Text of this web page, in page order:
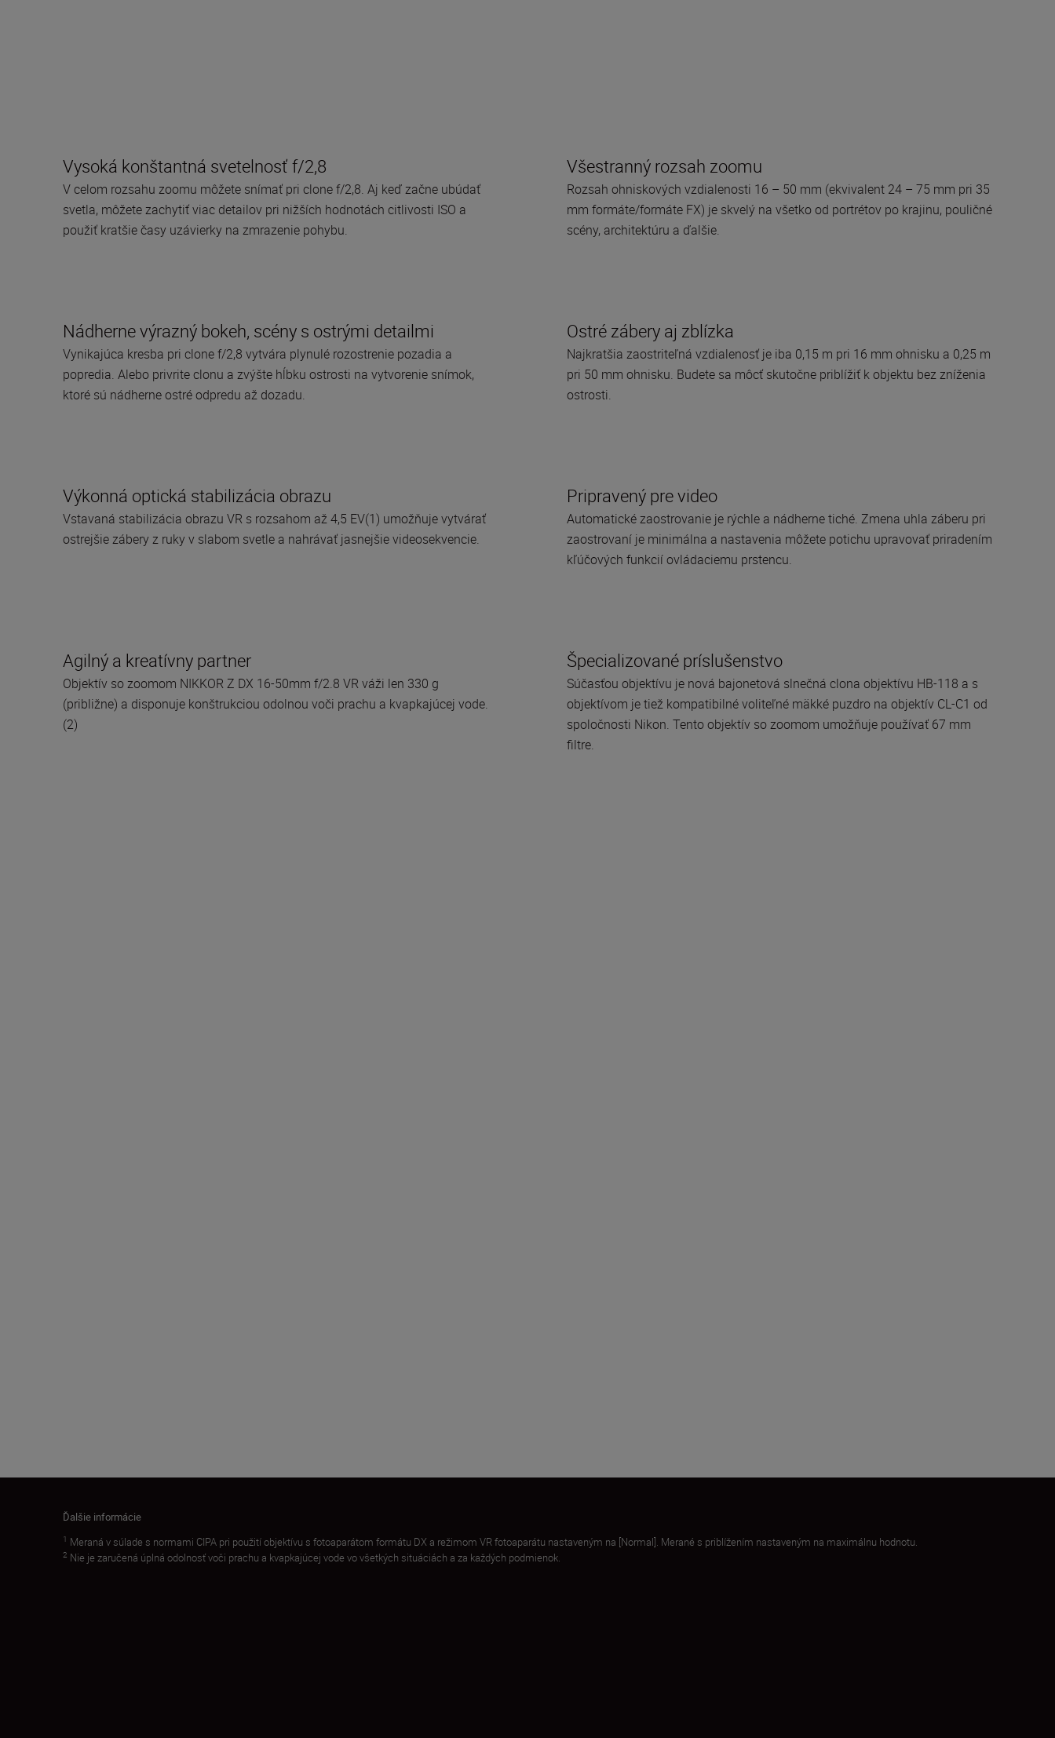
Vysoká konštantná svetelnosť f/2,8
V celom rozsahu zoomu môžete snímať pri clone f/2,8. Aj keď začne ubúdať
svetla, môžete zachytiť viac detailov pri nižších hodnotách citlivosti ISO a
použiť kratšie časy uzávierky na zmrazenie pohybu.
Všestranný rozsah zoomu
Rozsah ohniskových vzdialenosti 16 – 50 mm (ekvivalent 24 – 75 mm pri 35
mm formáte/formáte FX) je skvelý na všetko od portrétov po krajinu, pouličné
scény, architektúru a ďalšie.
Nádherne výrazný bokeh, scény s ostrými detailmi
Vynikajúca kresba pri clone f/2,8 vytvára plynulé rozostrenie pozadia a
popredia. Alebo privrite clonu a zvýšte hĺbku ostrosti na vytvorenie snímok,
ktoré sú nádherne ostré odpredu až dozadu.
Ostré zábery aj zblízka
Najkratšia zaostriteľná vzdialenosť je iba 0,15 m pri 16 mm ohnisku a 0,25 m
pri 50 mm ohnisku. Budete sa môcť skutočne priblížiť k objektu bez zníženia
ostrosti.
Výkonná optická stabilizácia obrazu
Vstavaná stabilizácia obrazu VR s rozsahom až 4,5 EV(1) umožňuje vytvárať
ostrejšie zábery z ruky v slabom svetle a nahrávať jasnejšie videosekvencie.
Pripravený pre video
Automatické zaostrovanie je rýchle a nádherne tiché. Zmena uhla záberu pri
zaostrovaní je minimálna a nastavenia môžete potichu upravovať priradením
kľúčových funkcií ovládaciemu prstencu.
Agilný a kreatívny partner
Objektív so zoomom NIKKOR Z DX 16-50mm f/2.8 VR váži len 330 g
(približne) a disponuje konštrukciou odolnou voči prachu a kvapkajúcej vode.
(2)
Špecializované príslušenstvo
Súčasťou objektívu je nová bajonetová slnečná clona objektívu HB-118 a s
objektívom je tiež kompatibilné voliteľné mäkké puzdro na objektív CL-C1 od
spoločnosti Nikon. Tento objektív so zoomom umožňuje používať 67 mm
filtre.
Ďalšie informácie
1 Meraná v súlade s normami CIPA pri použití objektívu s fotoaparátom formátu DX a režimom VR fotoaparátu nastaveným na [Normal]. Merané s priblížením nastaveným na maximálnu hodnotu.
2 Nie je zaručená úplná odolnosť voči prachu a kvapkajúcej vode vo všetkých situáciách a za každých podmienok.